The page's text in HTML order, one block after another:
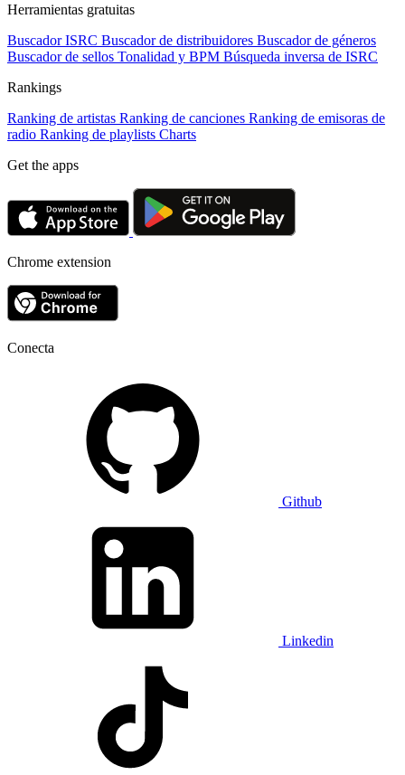
Herramientas gratuitas
Buscador ISRC Buscador de distribuidores Buscador de géneros
Buscador de sellos Tonalidad y BPM Búsqueda inversa de ISRC
Rankings
Ranking de artistas Ranking de canciones Ranking de emisoras de
radio Ranking de playlists Charts
Get the apps
Chrome extension
Conecta
Github
Linkedin